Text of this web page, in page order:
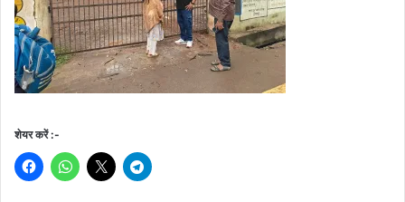
शेयर करें :-